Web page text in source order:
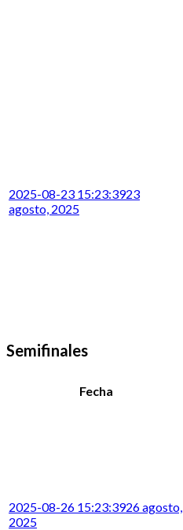
2025-08-23 15:23:3923
agosto, 2025
Semifinales
Fecha
2025-08-26 15:23:3926 agosto,
2025